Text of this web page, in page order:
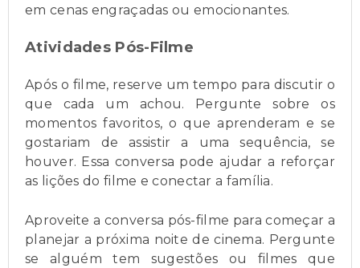
em cenas engraçadas ou emocionantes.
Atividades Pós-Filme
Após o filme, reserve um tempo para discutir o
que cada um achou. Pergunte sobre os
momentos favoritos, o que aprenderam e se
gostariam de assistir a uma sequência, se
houver. Essa conversa pode ajudar a reforçar
as lições do filme e conectar a família.
Aproveite a conversa pós-filme para começar a
planejar a próxima noite de cinema. Pergunte
se alguém tem sugestões ou filmes que